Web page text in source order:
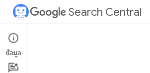
Search Central
Documentation
ข้อมูล